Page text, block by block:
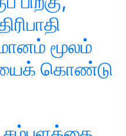
மூலம்
கொண்டு